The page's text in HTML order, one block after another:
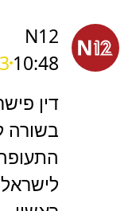
N12
10:48 3 דקות
דין
בשורה